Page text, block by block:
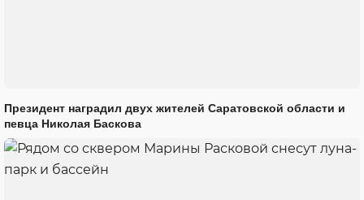
Президент наградил двух жителей Саратовской области и
певца Николая Баскова